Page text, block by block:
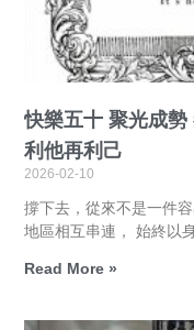
快樂五十 聚光成
利他再利己
2026-02-10
撐下去，從來不是一件
地區相互串連， 始終以
Read More »